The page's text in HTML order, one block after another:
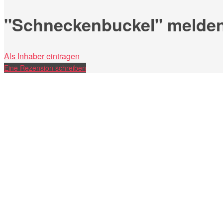
"Schneckenbuckel"
Als Inhaber eintragen
Eine Rezension schreiben